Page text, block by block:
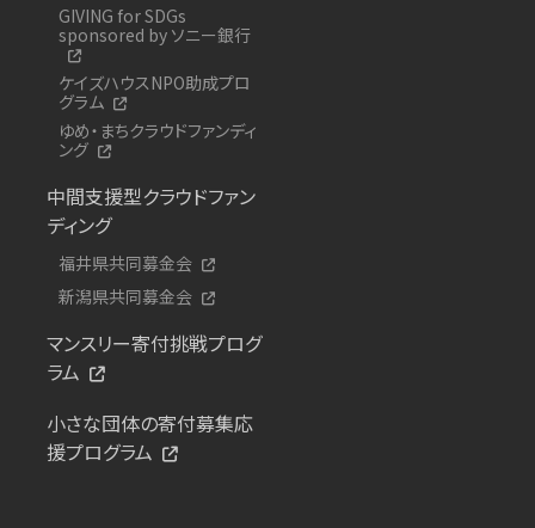
GIVING for SDGs
sponsored by ソニー銀行
ケイズハウスNPO助成プロ
グラム
ゆめ・まちクラウドファンディ
ング
中間支援型クラウドファン
ディング
福井県共同募金会
新潟県共同募金会
マンスリー寄付挑戦プログ
ラム
小さな団体の寄付募集応
援プログラム